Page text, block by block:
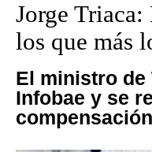
Jorge
los que más
El ministro de
Infobae y se